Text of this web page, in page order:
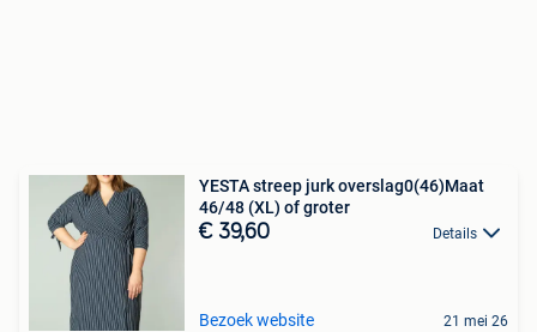
YESTA streep jurk overslag0(46)Maat
46/48 (XL) of groter
€ 39,60 Details
Bezoek website 21 mei 26